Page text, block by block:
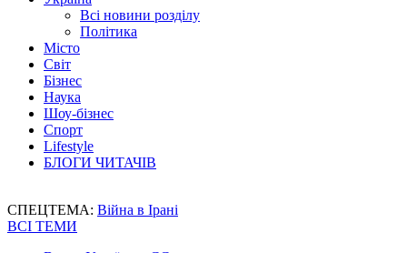
Всі новини розділу
Політика
Місто
Світ
Бізнес
Наука
Шоу-бізнес
Спорт
Lifestyle
БЛОГИ ЧИТАЧІВ
СПЕЦТЕМА: Війна в Ірані
ВСІ ТЕМИ